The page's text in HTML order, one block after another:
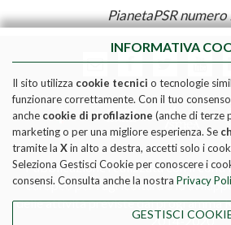
PianetaPSR
Pubblicazione realizzata con il
europeo per l'agricoltura e lo
delle attività previste dal programma
2014-2020
INFORMATIVA
Il sito utilizza cookie tecnici o tecnologie
funzionare correttamente. Con il tuo
anche cookie di profilazione (anche di terze
marketing o per una migliore esperienza. Se
tramite la Xin alto a destra, accetti solo i
Seleziona Gestisci Cookie per conoscere i
consensi. Consulta anche la nostra Privacy
GESTISCI